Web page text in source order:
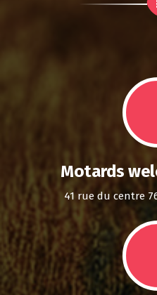
Motards
41 rue du centre